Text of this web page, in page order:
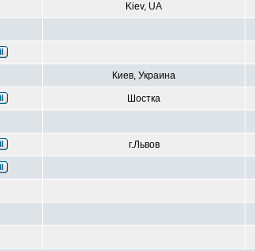
Kiev, UA
Киев, Украина
Шостка
г.Львов